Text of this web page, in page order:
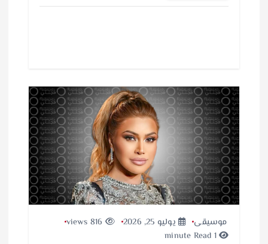
موسيقى يوليو 25, 2026
1 minute Read